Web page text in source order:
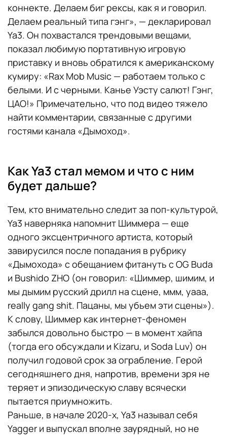
коннекте. Делаем биг рексы, как я и говорил.
Делаем реальный типа гэнг», — декларировал
Ya3. Он похвастался трендовыми вещами,
показал любимую портативную игровую
приставку и вновь обратился к американскому
кумиру: «Rax Mob Music — работаем только с
белыми. И с черными. Канье Уэсту салют! Гэнг,
ЦАО!» Примечательно, что под видео тяжело
найти комментарии, связанные с другими
гостями канала «Дымоход».
Как Ya3 стал мемом и что с ним
будет дальше?
Тем, кто внимательно следит за поп-культурой,
Ya3 наверняка напомнит Шиммера — еще
одного эксцентричного артиста, который
завирусился после попадания в рубрику
«Дымохода» с обещанием фитануть с OG Buda
и Bushido ZHO (он говорил: «Шиммер, шимим, и
мы дымим русский дрилл на сцене, ммм, уааа,
really gang shit. Пацаны, мы убьем эти сцены»).
К слову, Шиммер как интернет-феномен
забылся довольно быстро — в момент хайпа
(тогда его обсуждали и Kizaru, и Soda Luv) он
получил годовой срок за ограбление. Герой
сегодняшнего дня, напротив, времени зря не
теряет и эпизодическую славу всячески
пытается приумножить.
Раньше, в начале 2020-х, Ya3 называл себя
Yagger и выпускал вполне заурядный, но не